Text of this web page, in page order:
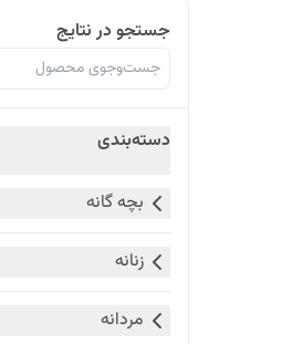
جستجو در نتایج
دسته‌بندی
بچه گانه
زنانه
مردانه